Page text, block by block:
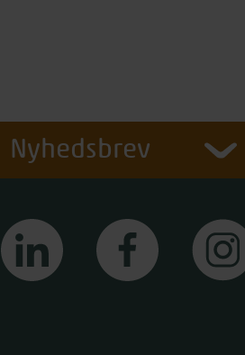
Nyhedsbrev
linkedin facebook